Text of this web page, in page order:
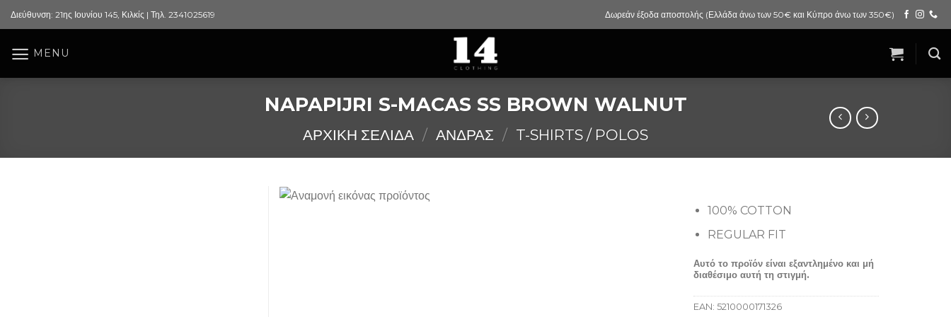
Skip
to
Διεύθυνση: 21ης Ιουνίου 145, Κιλκίς | Τηλ. 2341025619 Δωρεάν έξοδα αποστολής (Ελλάδα άνω των 50€ και Κύπρο άνω των 350€)
MENU
NAPAPIJRI S-MACAS SS BROWN WALNUT
ΑΡΧΙΚΉ ΣΕΛΊΔΑ / ΑΝΔΡΑΣ / T-SHIRTS / POLOS
100% COTTON
REGULAR FIT
Αυτό το προϊόν είναι εξαντλημένο και μή
διαθέσιμο αυτή τη στιγμή.
EAN: 5210000171326